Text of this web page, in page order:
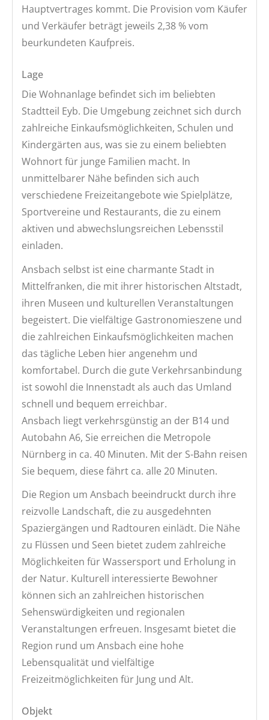
Hauptvertrages kommt. Die Provision vom Käufer
und Verkäufer beträgt jeweils 2,38 % vom
beurkundeten Kaufpreis.
Lage
Die Wohnanlage befindet sich im beliebten
Stadtteil Eyb. Die Umgebung zeichnet sich durch
zahlreiche Einkaufsmöglichkeiten, Schulen und
Kindergärten aus, was sie zu einem beliebten
Wohnort für junge Familien macht. In
unmittelbarer Nähe befinden sich auch
verschiedene Freizeitangebote wie Spielplätze,
Sportvereine und Restaurants, die zu einem
aktiven und abwechslungsreichen Lebensstil
einladen.
Ansbach selbst ist eine charmante Stadt in
Mittelfranken, die mit ihrer historischen Altstadt,
ihren Museen und kulturellen Veranstaltungen
begeistert. Die vielfältige Gastronomieszene und
die zahlreichen Einkaufsmöglichkeiten machen
das tägliche Leben hier angenehm und
komfortabel. Durch die gute Verkehrsanbindung
ist sowohl die Innenstadt als auch das Umland
schnell und bequem erreichbar.
Ansbach liegt verkehrsgünstig an der B14 und
Autobahn A6, Sie erreichen die Metropole
Nürnberg in ca. 40 Minuten. Mit der S-Bahn reisen
Sie bequem, diese fährt ca. alle 20 Minuten.
Die Region um Ansbach beeindruckt durch ihre
reizvolle Landschaft, die zu ausgedehnten
Spaziergängen und Radtouren einlädt. Die Nähe
zu Flüssen und Seen bietet zudem zahlreiche
Möglichkeiten für Wassersport und Erholung in
der Natur. Kulturell interessierte Bewohner
können sich an zahlreichen historischen
Sehenswürdigkeiten und regionalen
Veranstaltungen erfreuen. Insgesamt bietet die
Region rund um Ansbach eine hohe
Lebensqualität und vielfältige
Freizeitmöglichkeiten für Jung und Alt.
Objekt